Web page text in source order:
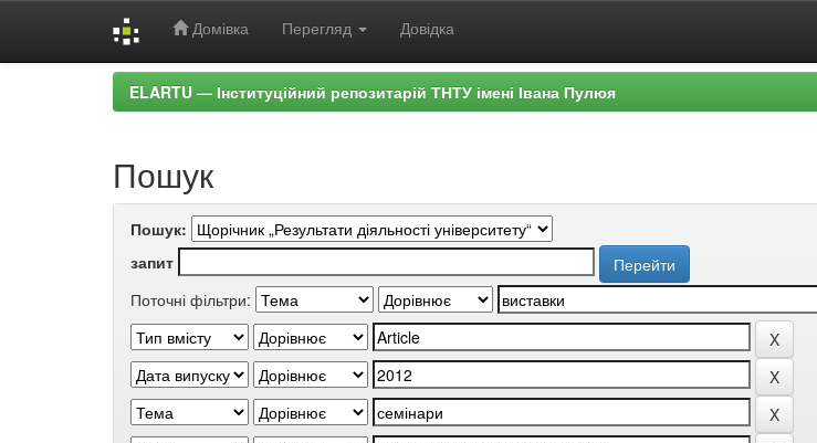
Домівка Перегляд Довідка
ELARTU — Інституційний репозитарій ТНТУ імені Івана Пулюя
Пошук
Пошук:
запит
Поточні фільтри: